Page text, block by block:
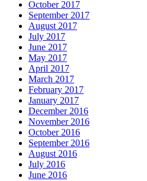
October 2017
September 2017
August 2017
July 2017
June 2017
May 2017
April 2017
March 2017
February 2017
January 2017
December 2016
November 2016
October 2016
September 2016
August 2016
July 2016
June 2016